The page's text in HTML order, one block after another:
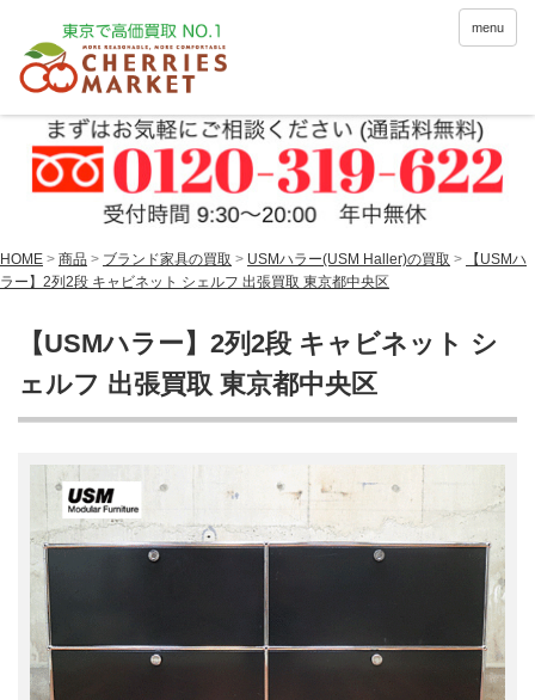
menu
HOME > 商品 > ブランド家具の買取 > USMハラー(USM Haller)の買取 >
【USMハ
ラー】2列2段 キャビネット シェルフ 出張買取 東京都中央区
【USMハラー】2列2段 キャビネット シ
ェルフ 出張買取 東京都中央区